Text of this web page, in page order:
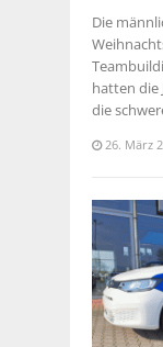
Die
hatten die
die
26. März